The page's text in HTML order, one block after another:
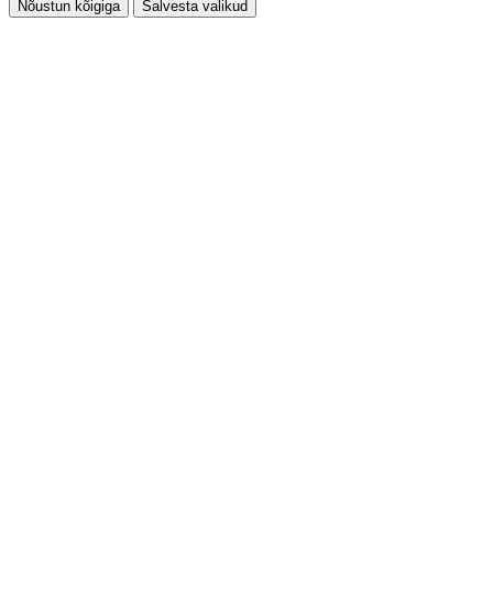
Nõustun kõigiga Salvesta valikud